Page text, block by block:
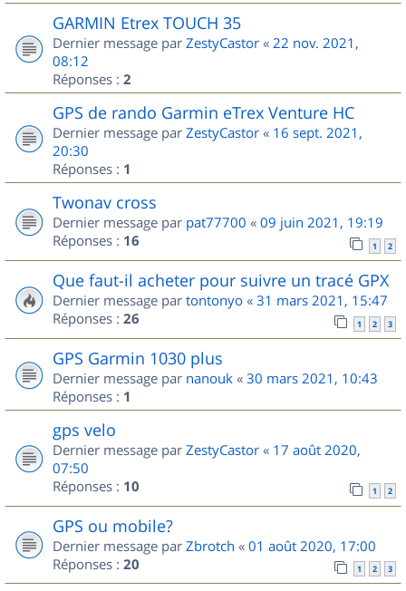
GARMIN Etrex TOUCH 35
Dernier message par ZestyCastor « 22 nov. 2021,
08:12
Réponses : 2
GPS de rando Garmin eTrex Venture HC
Dernier message par ZestyCastor « 16 sept. 2021,
20:30
Réponses : 1
Twonav cross
Dernier message par pat77700 « 09 juin 2021, 19:19
Réponses : 16 1 2
Que faut-il acheter pour suivre un tracé GPX
Dernier message par tontonyo « 31 mars 2021, 15:47
Réponses : 26 1 2 3
GPS Garmin 1030 plus
Dernier message par nanouk « 30 mars 2021, 10:43
Réponses : 1
gps velo
Dernier message par ZestyCastor « 17 août 2020,
07:50
Réponses : 10 1 2
GPS ou mobile?
Dernier message par Zbrotch « 01 août 2020, 17:00
Réponses : 20 1 2 3